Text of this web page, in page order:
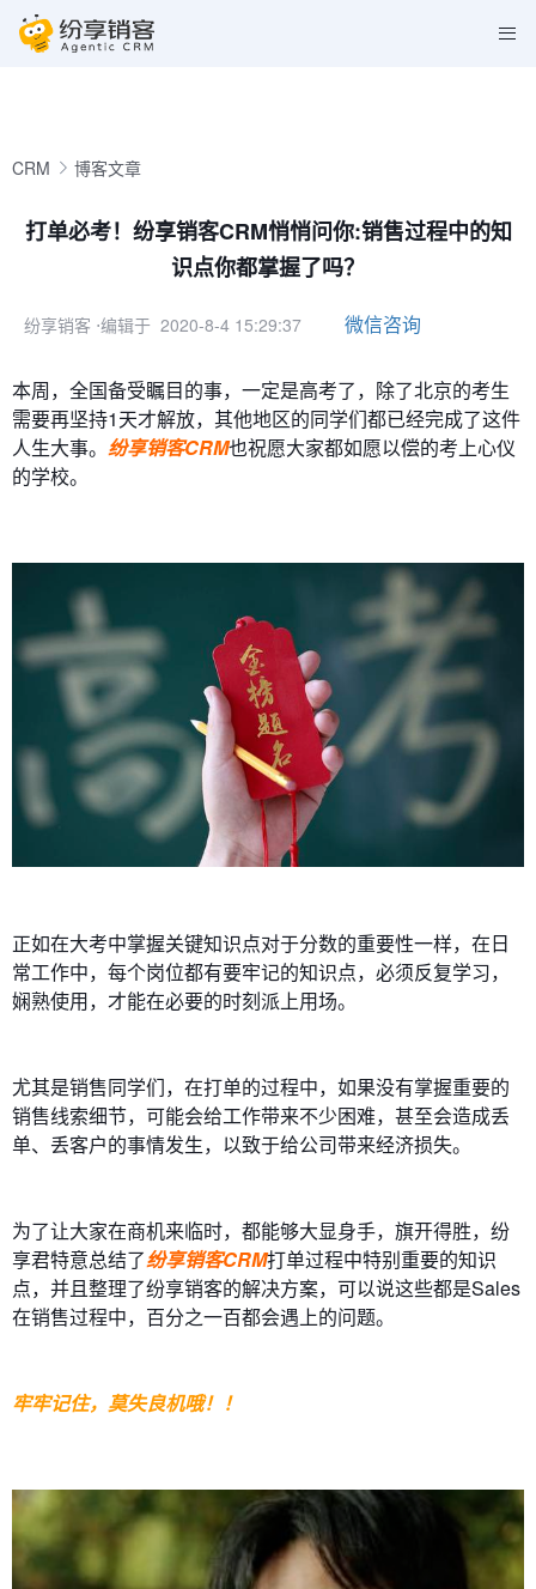
CRM 博客文章
打单必考！纷享销客CRM悄悄问你:销售过程中的知
识点你都掌握了吗？
纷享销客 ⋅编辑于 2020-8-4 15:29:37 微信咨询
本周，全国备受瞩目的事，一定是高考了，除了北京的考生
需要再坚持1天才解放，其他地区的同学们都已经完成了这件
人生大事。 纷享销客CRM也祝愿大家都如愿以偿的考上心仪
的学校。
正如在大考中掌握关键知识点对于分数的重要性一样，在日
常工作中，每个岗位都有要牢记的知识点，必须反复学习，
娴熟使用，才能在必要的时刻派上用场。
尤其是销售同学们，在打单的过程中，如果没有掌握重要的
销售线索细节，可能会给工作带来不少困难，甚至会造成丢
单、丢客户的事情发生，以致于给公司带来经济损失。
为了让大家在商机来临时，都能够大显身手，旗开得胜，纷
享君特意总结了纷享销客CRM打单过程中特别重要的知识
点，并且整理了纷享销客的解决方案，可以说这些都是Sales
在销售过程中，百分之一百都会遇上的问题。
牢牢记住，莫失良机哦！！